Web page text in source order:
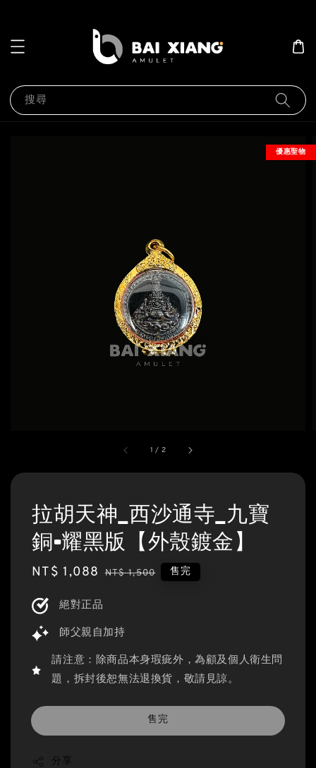
搜尋
1 / 2
優惠聖物
拉胡天神_西沙通寺_九寶
銅•耀黑版【外殼鍍金】
Sale
NT$ 1,088 Regular
NT$ 1,500 售完
絕對正品
師父親自加持
請注意：除商品本身瑕疵外，為顧及個人衛生問
題，拆封後恕無法退換貨，敬請見諒。
售完
分享